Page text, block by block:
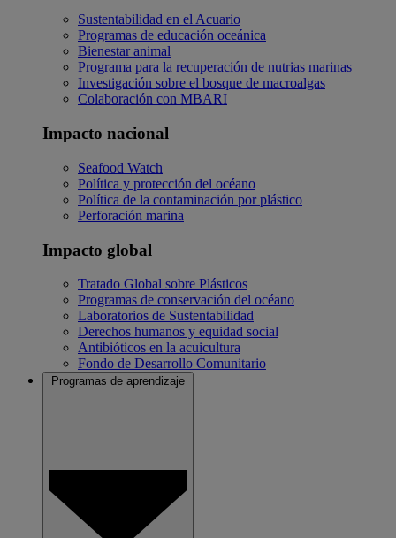
Sustentabilidad en el Acuario
Programas de educación oceánica
Bienestar animal
Programa para la recuperación de nutrias marinas
Investigación sobre el bosque de macroalgas
Colaboración con MBARI
Impacto nacional
Seafood Watch
Política y protección del océano
Política de la contaminación por plástico
Perforación marina
Impacto global
Tratado Global sobre Plásticos
Programas de conservación del océano
Laboratorios de Sustentabilidad
Derechos humanos y equidad social
Antibióticos en la acuicultura
Fondo de Desarrollo Comunitario
Programas de aprendizaje